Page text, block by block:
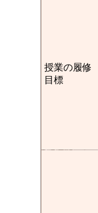
授業の履修
目標